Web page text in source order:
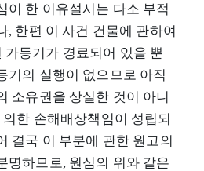
이 한 이유설시는 다소 부적
, 한편 이 사건 건물에 관하여
등기가 경료되어 있을 뿐
기의 실행이 없으므로 아직
소유권을 상실한 것이 아니
한 손해배상책임이 성립되
결국 이 부분에 관한 원고의
명하므로, 원심의 위와 같은